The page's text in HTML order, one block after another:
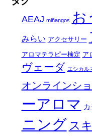
AEAJ miñangos お
みらい アクセサリー
アロマテラピー検定 ア
ヴェーダ エシカル
オンラインシ
ーアロマ
ニング ス